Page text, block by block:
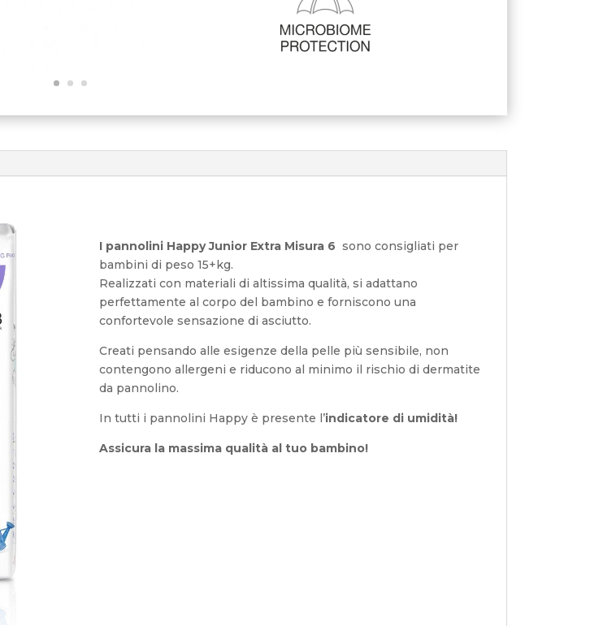
I pannolini Happy Junior Extra Misura 6sono consigliati per
bambini di peso 15+kg.
Realizzati con materiali di altissima qualità, si adattano
perfettamente al corpo del bambino e forniscono una
confortevole sensazione di asciutto.
Creati pensando alle esigenze della pelle più sensibile, non
contengono allergeni e riducono al minimo il rischio di dermatite
da pannolino.
In tutti i pannolini Happy è presente l’indicatore di umidità!
Assicura la massima qualità al tuo bambino!